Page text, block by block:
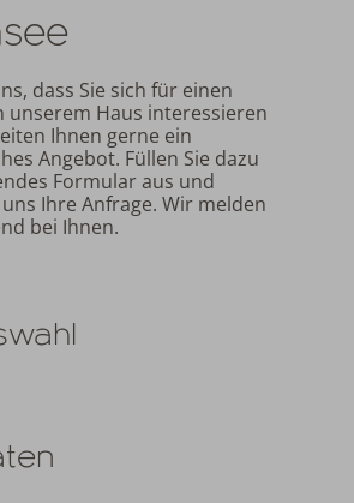
dass Sie sich für einen
unserem Haus interessieren
Ihnen gerne ein
Angebot. Füllen Sie dazu
Formular aus und
Ihre Anfrage. Wir melden
bei Ihnen.